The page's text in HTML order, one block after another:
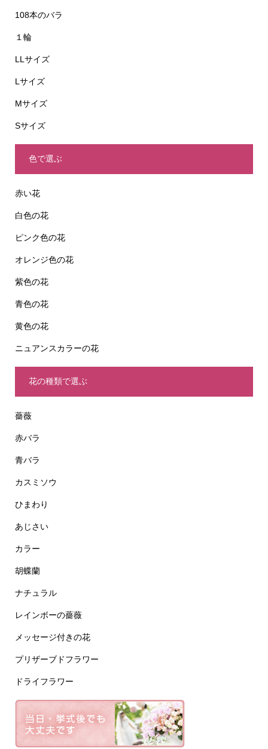
108本のバラ
１輪
LLサイズ
Lサイズ
Mサイズ
Sサイズ
色で選ぶ
赤い花
白色の花
ピンク色の花
オレンジ色の花
紫色の花
青色の花
黄色の花
ニュアンスカラーの花
花の種類で選ぶ
薔薇
赤バラ
青バラ
カスミソウ
ひまわり
あじさい
カラー
胡蝶蘭
ナチュラル
レインボーの薔薇
メッセージ付きの花
プリザーブドフラワー
ドライフラワー